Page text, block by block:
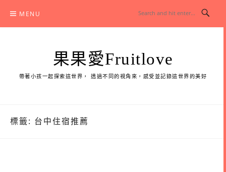
content
MENU
果果愛Fruitlove
帶著小孩一起探索這世界， 透過不同的視角來，感受並記錄這世界的美好
標籤: 台中住宿推薦